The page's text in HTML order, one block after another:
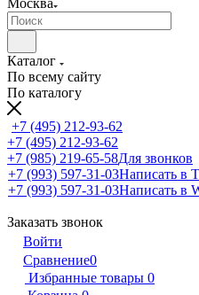
Москва
Каталог
По всему сайту
По каталогу
+7 (495) 212-93-62
+7 (495) 212-93-62
+7 (985) 219-65-58Для звонков
+7 (993) 597-31-03Написать в
+7 (993) 597-31-03Написать в
Заказать звонок
Войти
Сравнение0
Избранные товары 0